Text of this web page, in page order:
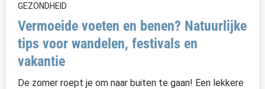
GEZONDHEID
Vermoeide voeten en benen? Natuurlijke
tips voor wandelen, festivals en
vakantie
De zomer roept je om naar buiten te gaan! Een lekkere